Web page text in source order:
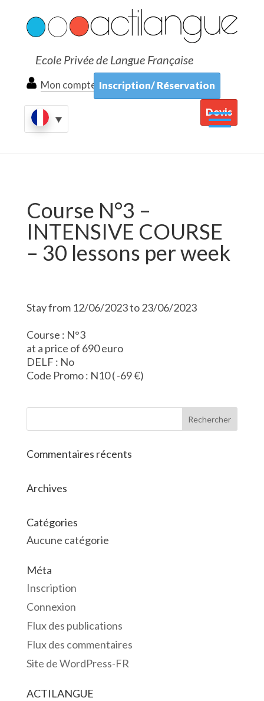
Ecole Privée de Langue Française
Mon compte Inscription/ Réservation
Devis
Course N°3 –
INTENSIVE COURSE
– 30 lessons per week
Stay from 12/06/2023 to 23/06/2023
Course : N°3
at a price of 690 euro
DELF : No
Code Promo : N10 ( -69 €)
Commentaires récents
Archives
Catégories
Aucune catégorie
Méta
Inscription
Connexion
Flux des publications
Flux des commentaires
Site de WordPress-FR
ACTILANGUE